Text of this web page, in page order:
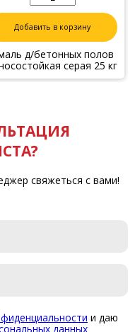
Добавить в корзину
д/бетонных полов
серая 25 кг
свяжеться с вами!
и даю
данных